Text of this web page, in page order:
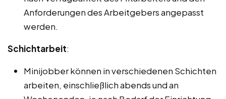
Anforderungen des Arbeitgebers angepasst
werden.
Schichtarbeit:
Minijobber können in verschiedenen Schichten
arbeiten, einschließlich abends und an